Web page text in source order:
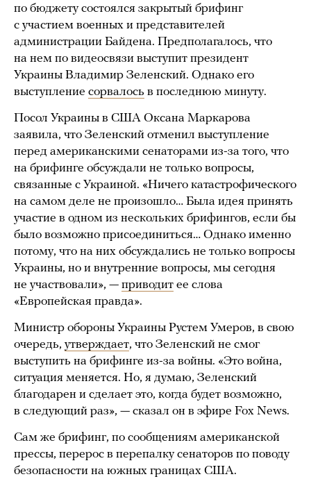
по бюджету состоялся закрытый брифинг
с участием военных и представителей
администрации Байдена. Предполагалось, что
на нем по видеосвязи выступит президент
Украины Владимир Зеленский. Однако его
выступление сорвалось в последнюю минуту.
Посол Украины в США Оксана Маркарова
заявила, что Зеленский отменил выступление
перед американскими сенаторами из-за того, что
на брифинге обсуждали не только вопросы,
связанные с Украиной. «Ничего катастрофического
на самом деле не произошло… Была идея принять
участие в одном из нескольких брифингов, если бы
было возможно присоединиться… Однако именно
потому, что на них обсуждались не только вопросы
Украины, но и внутренние вопросы, мы сегодня
не участвовали», — приводит ее слова
«Европейская правда».
Министр обороны Украины Рустем Умеров, в свою
очередь, утверждает, что Зеленский не смог
выступить на брифинге из-за войны. «Это война,
ситуация меняется. Но, я думаю, Зеленский
благодарен и сделает это, когда будет возможно,
в следующий раз», — сказал он в эфире Fox News.
Сам же брифинг, по сообщениям американской
прессы, перерос в перепалку сенаторов по поводу
безопасности на южных границах США.